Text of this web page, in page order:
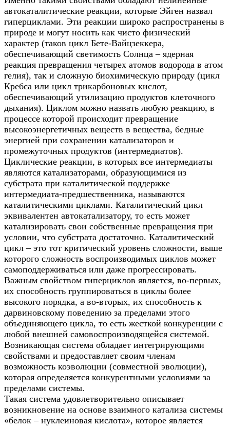
автокаталитические реакции, которые Эйген назвал
гиперциклами. Эти реакции широко распространены в
природе и могут носить как чисто физический
характер (таков цикл Бете-Вайцзеккера,
обеспечивающий светимость Солнца – ядерная
реакция превращения четырех атомов водорода в атом
гелия), так и сложную биохимическую природу (цикл
Кребса или цикл трикарбоновых кислот,
обеспечивающий утилизацию продуктов клеточного
дыхания). Циклом можно назвать любую реакцию, в
процессе которой происходит превращение
высокоэнергетичных веществ в вещества, бедные
энергией при сохранении катализаторов и
промежуточных продуктов (интермедиатов).
Циклические реакции, в которых все интермедиаты
являются катализаторами, образующимися из
субстрата при каталитической поддержке
интермедиата-предшественника, называются
каталитическими циклами. Каталитический цикл
эквивалентен автокатализатору, то есть может
катализировать свои собственные превращения при
условии, что субстрата достаточно. Каталитический
цикл – это тот критический уровень сложности, выше
которого сложность воспроизводимых циклов может
самоподдерживаться или даже прогрессировать.
Важным свойством гиперциклов является, во-первых,
их способность группироваться в циклы более
высокого порядка, а во-вторых, их способность к
дарвиновскому поведению за пределами этого
объединяющего цикла, то есть жесткой конкуренции с
любой внешней самовоспроизводящейся системой.
Возникающая система обладает интегрирующими
свойствами и предоставляет своим членам
возможность коэволюции (совместной эволюции),
которая определяется конкурентными условиями за
пределами системы.
Такая система удовлетворительно описывает
возникновение на основе взаимного катализа системы
«белок – нуклеиновая кислота», которое является